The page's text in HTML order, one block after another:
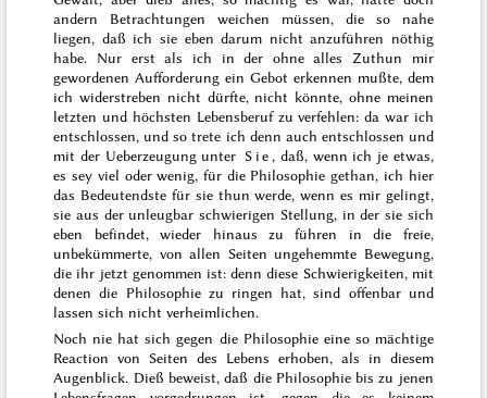
andern Betrachtungen weichen müssen, die so nahe
liegen, daß ich sie eben darum nicht anzuführen nöthig
habe. Nur erst als ich in der ohne alles Zuthun mir
gewordenen Aufforderung ein Gebot erkennen mußte, dem
ich widerstreben nicht dürfte, nicht könnte, ohne meinen
letzten und höchsten Lebensberuf zu verfehlen: da war ich
entschlossen, und so trete ich denn auch entschlossen und
mit der Ueberzeugung unter Sie, daß, wenn ich je etwas,
es sey viel oder wenig, für die Philosophie gethan, ich hier
das Bedeutendste für sie thun werde, wenn es mir gelingt,
sie aus der unleugbar schwierigen Stellung, in der sie sich
eben befindet, wieder hinaus zu führen in die freie,
unbekümmerte, von allen Seiten ungehemmte Bewegung,
die ihr jetzt genommen ist: denn diese Schwierigkeiten, mit
denen die Philosophie zu ringen hat, sind offenbar und
lassen sich nicht verheimlichen.
Noch nie hat sich gegen die Philosophie eine so mächtige
Reaction von Seiten des Lebens erhoben, als in diesem
Augenblick. Dieß beweist, daß die Philosophie bis zu jenen